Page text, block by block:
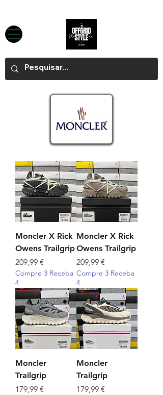
Moncler X Rick
Owens Trailgrip
Preço
209,99 €
Compre 3 Receba
4
Moncler X Rick
Owens Trailgrip
Preço
209,99 €
Compre 3 Receba
4
Moncler
Trailgrip
Preço
179,99 €
Moncler
Trailgrip
Preço
179,99 €